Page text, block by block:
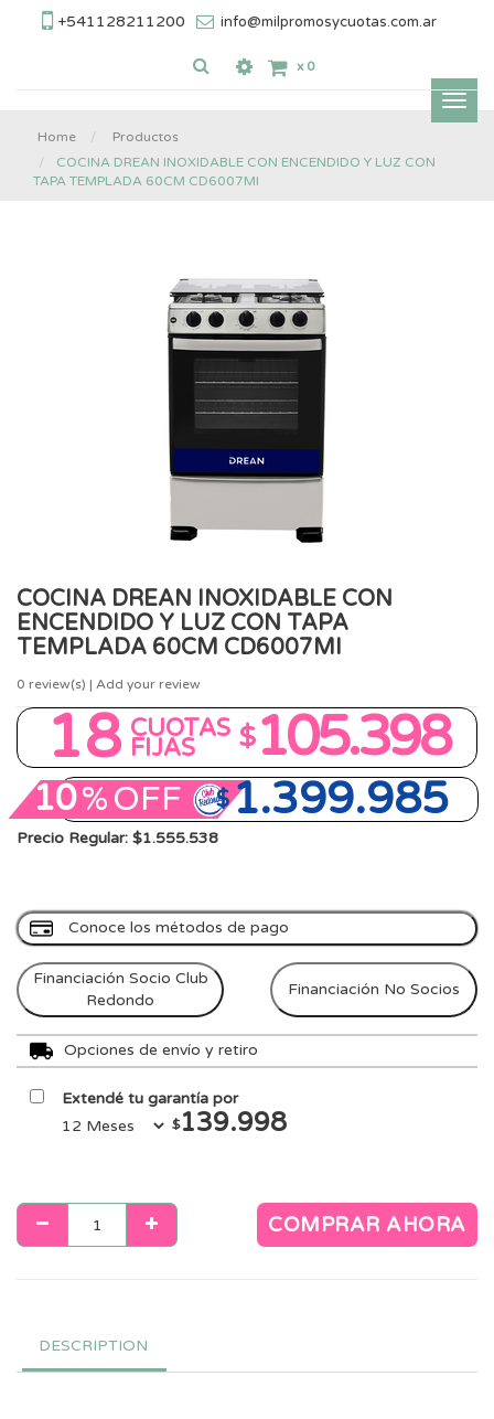
+541128211200 info@milpromosycuotas.com.ar
x 0
Home
Productos
COCINA DREAN INOXIDABLE CON ENCENDIDO Y LUZ CON
TAPA TEMPLADA 60CM CD6007MI
COCINA DREAN INOXIDABLE CON
ENCENDIDO Y LUZ CON TAPA
TEMPLADA 60CM CD6007MI
0 review(s) | Add your review
18 CUOTAS
FIJAS $105.398
10%OFF $1.399.985
Precio Regular: $1.555.538
Conoce los métodos de pago
Financiación Socio Club
Redondo
Financiación No Socios
Opciones de envío y retiro
Extendé tu garantía por
$139.998
COMPRAR AHORA
DESCRIPTION